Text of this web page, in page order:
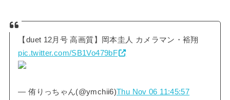
【duet 12月号 高画質】岡本圭人 カメラマン・裕翔
pic.twitter.com/SB1Vo479bF
— 侑りっちゃん(@ymchii6)Thu Nov 06 11:45:57